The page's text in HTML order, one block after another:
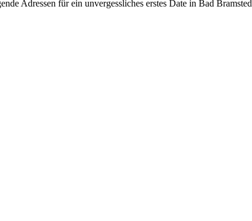
Adressen für ein unvergessliches erstes Date in Bad